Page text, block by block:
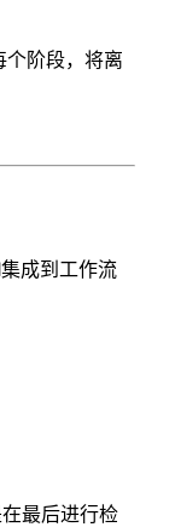
个阶段，将离
集成到工作流
最后进行检